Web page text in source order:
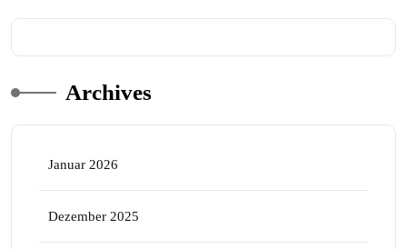
Archives
Januar 2026
Dezember 2025